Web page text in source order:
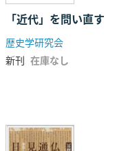
「近代」を問い直す
歴史学研究会
新刊 在庫なし